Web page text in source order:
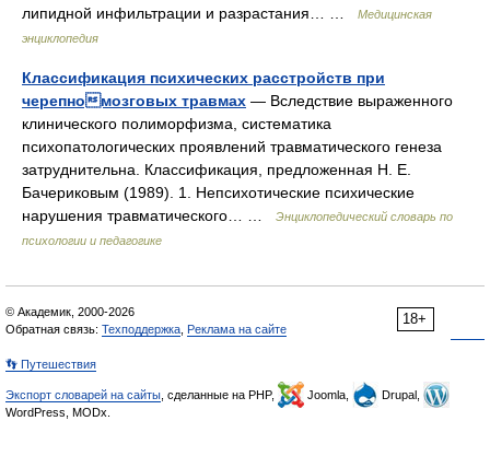
липидной инфильтрации и разрастания… …
Медицинская
энциклопедия
Классификация психических расстройств при
черепномозговых травмах — Вследствие выраженного
клинического полиморфизма, систематика
психопатологических проявлений травматического генеза
затруднительна. Классификация, предложенная Н. Е.
Бачериковым (1989). 1. Непсихотические психические
нарушения травматического… …
Энциклопедический словарь по
психологии и педагогике
18+
© Академик, 2000-2026
Обратная связь: Техподдержка Реклама на сайте
👣 Путешествия
Экспорт словарей на сайты , сделанные на PHP, Joomla,
Drupal,
WordPress, MODx.